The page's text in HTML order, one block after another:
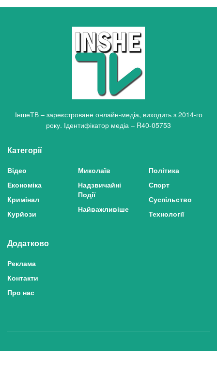
ІншеТВ – зареєстроване онлайн-медіа, виходить з 2014-го
року. Ідентифікатор медіа – R40-05753
Категорії
Відео
Економіка
Кримінал
Курйози
Миколаїв
Надзвичайні
Події
Найважливіше
Політика
Спорт
Суспільство
Технології
Додатково
Реклама
Контакти
Про нас
Політика конфіденційності та захисту персональних даних